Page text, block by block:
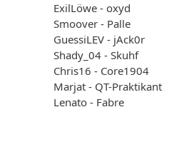
ExilLöwe - oxyd
Smoover - Palle
GuessiLEV - jAck0r
Shady_04 - Skuhf
Chris16 - Core1904
Marjat - QT-Praktikant
Lenato - Fabre